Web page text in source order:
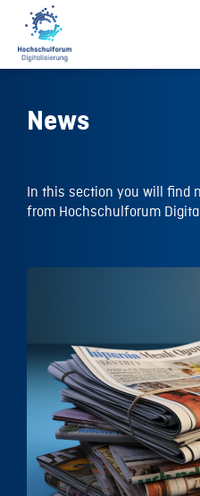
News
In this section you will find
from Hochschulforum